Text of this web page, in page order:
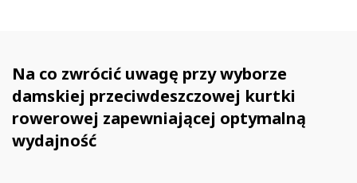
Na co zwrócić uwagę przy wyborze
damskiej przeciwdeszczowej kurtki
rowerowej zapewniającej optymalną
wydajność